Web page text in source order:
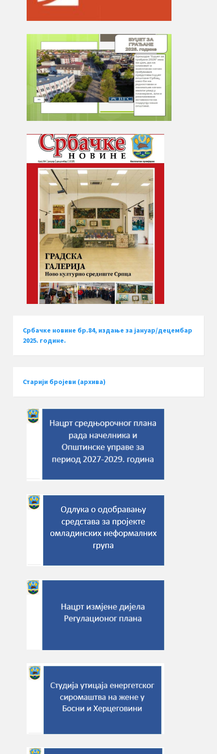
Србачке новине бр.84, издање за јануар/децембар
2025. године.
Старији бројеви (архива)